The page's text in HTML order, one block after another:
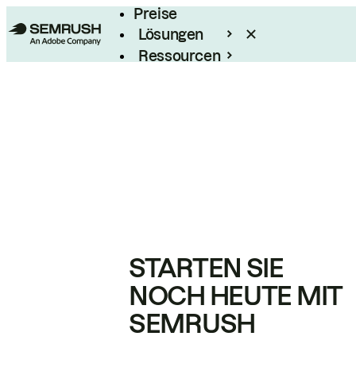
Preise
Lösungen
Ressourcen
STARTEN SIE
NOCH HEUTE MIT
SEMRUSH